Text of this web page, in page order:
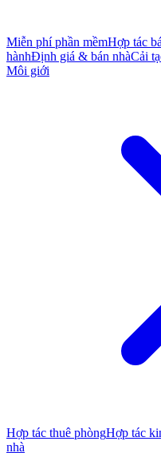
Miễn phí phần mềmHợp tác
hànhĐịnh giá & bán nhàCải
Môi giới
Hợp tác thuê phòngHợp tác
nhà